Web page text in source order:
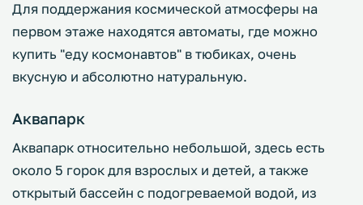
Для поддержания космической атмосферы на
первом этаже находятся автоматы, где можно
купить "еду космонавтов" в тюбиках, очень
вкусную и абсолютно натуральную.
Аквапарк
Аквапарк относительно небольшой, здесь есть
около 5 горок для взрослых и детей, а также
открытый бассейн с подогреваемой водой, из